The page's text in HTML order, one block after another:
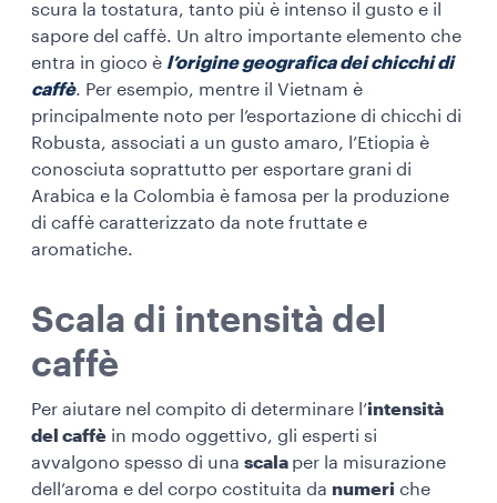
scura la tostatura, tanto più è intenso il gusto e il
sapore del caffè. Un altro importante elemento che
entra in gioco è l’origine geografica dei chicchi di
caffè. Per esempio, mentre il Vietnam è
principalmente noto per l’esportazione di chicchi di
Robusta, associati a un gusto amaro, l’Etiopia è
conosciuta soprattutto per esportare grani di
Arabica e la Colombia è famosa per la produzione
di caffè caratterizzato da note fruttate e
aromatiche.
Scala di intensità del
caffè
Per aiutare nel compito di determinare l’intensità
del caffè in modo oggettivo, gli esperti si
avvalgono spesso di una scala per la misurazione
dell’aroma e del corpo costituita da numeri che